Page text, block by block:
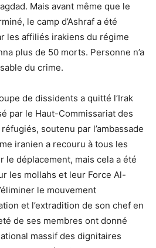
Mais avant même que le
le camp d’Ashraf a été
les affiliés irakiens du régime
plus de 50 morts. Personne n’a
du crime.
de dissidents a quitté l’Irak
par le Haut-Commissariat des
soutenu par l’ambassade
iranien a recouru à tous les
le déplacement, mais cela a été
les mollahs et leur Force Al-
le mouvement
et l’extradition de son chef en
de ses membres ont donné
massif des dignitaires